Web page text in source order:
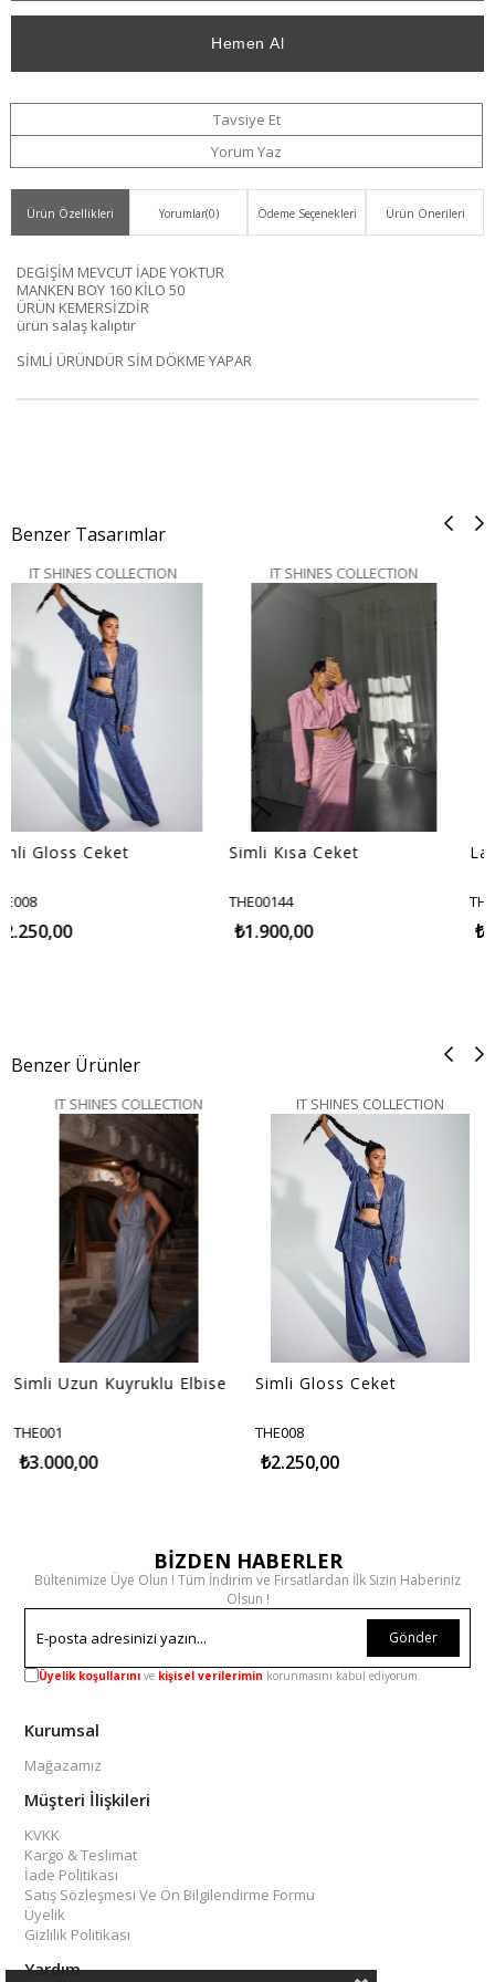
Tavsiye Et
Yorum Yaz
Ürün Özellikleri Yorumlar(0) Ödeme Seçenekleri Ürün Önerileri
DEGİŞİM MEVCUT İADE YOKTUR
MANKEN BOY 160 KİLO 50
ÜRÜN KEMERSİZDİR
ürün salaş kalıptır
SİMLİ ÜRÜNDÜR SİM DÖKME YAPAR
Benzer Tasarımlar
IT SHINES COLLECTION
Simli Kısa Ceket Laura Simli
Benzer Ürünler
IT SHINES COLLECTION
Simli Uzun Kuyruklu Elbise
THE001
₺3.000,00
IT SHINES COLLECTION
Simli Gloss Ceket
THE008
₺2.250,00
BİZDEN HABERLER
Bültenimize Üye Olun ! Tüm İndirim ve Fırsatlardan İlk Sizin Haberiniz
Olsun !
Gönder
Üyelik koşullarını ve kişisel verilerimin korunmasını kabul ediyorum.
Kurumsal
Mağazamız
Müşteri İlişkileri
KVKK
Kargo & Teslimat
İade Politikası
Satış Sözleşmesi Ve Ön Bilgilendirme Formu
Üyelik
Gizlilik Politikası
Yardım